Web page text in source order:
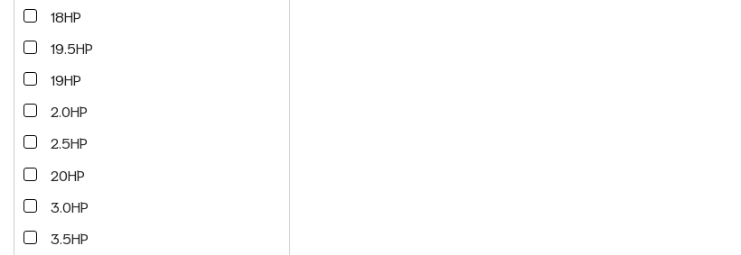
18HP
19.5HP
19HP
2.0HP
2.5HP
20HP
3.0HP
3.5HP